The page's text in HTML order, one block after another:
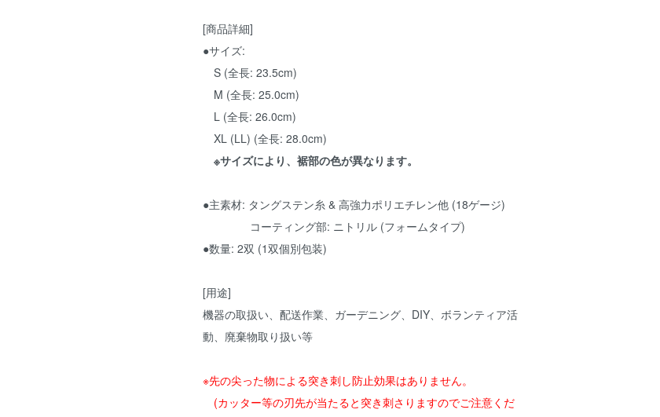
[商品詳細]
●サイズ:
S (全長: 23.5cm)
M (全長: 25.0cm)
L (全長: 26.0cm)
XL (LL) (全長: 28.0cm)
※サイズにより、裾部の色が異なります。
●主素材: タングステン糸 & 高強力ポリエチレン他 (18ゲージ)
コーティング部: ニトリル (フォームタイプ)
●数量: 2双 (1双個別包装)
[用途]
機器の取扱い、配送作業、ガーデニング、DIY、ボランティア活
動、廃棄物取り扱い等
※先の尖った物による突き刺し防止効果はありません。
(カッター等の刃先が当たると突き刺さりますのでご注意くだ